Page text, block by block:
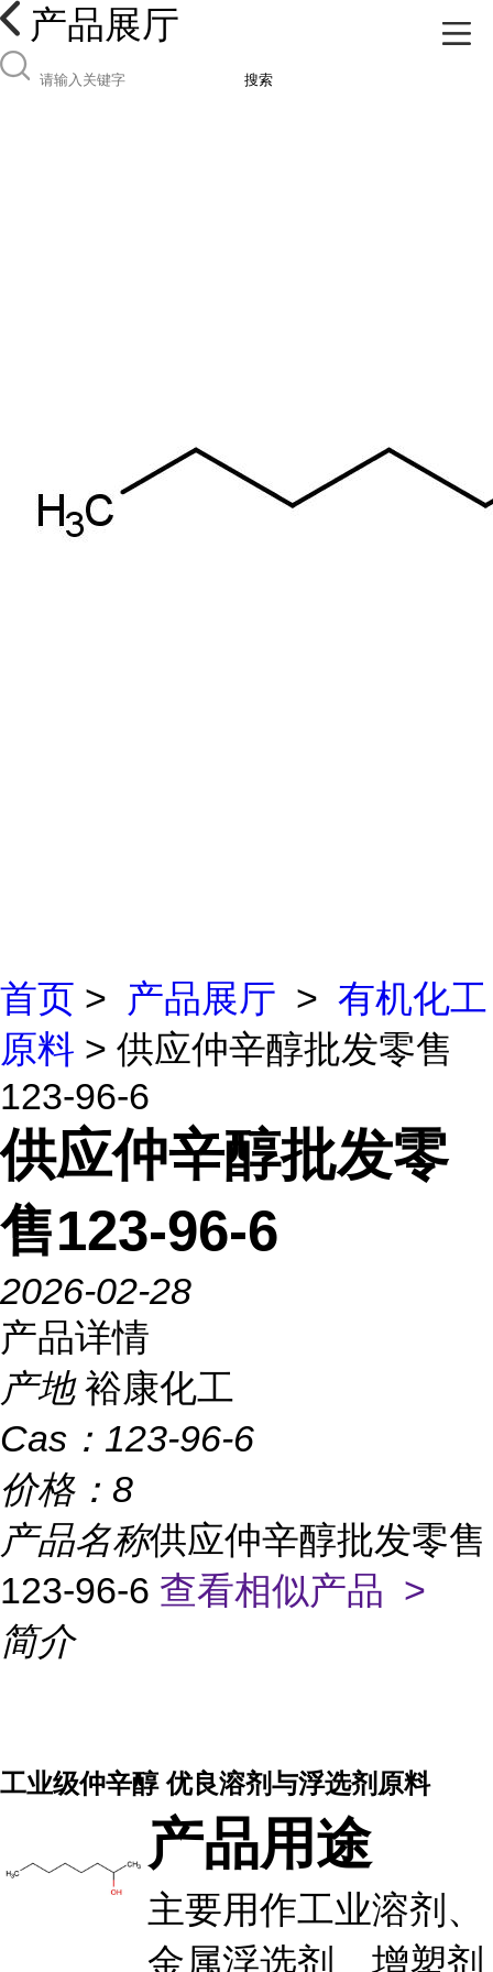
产品展厅
搜索
首页 > 产品展厅 > 有机化工
原料 > 供应仲辛醇批发零售
123-96-6
供应仲辛醇批发零
售123-96-6
2026-02-28
产品详情
产地 裕康化工
Cas： 123-96-6
价格： 8
产品名称供应仲辛醇批发零售
123-96-6 查看相似产品 >
简介
工业级仲辛醇 优良溶剂与浮选剂原料
产品用途
主要用作工业溶剂、
金属浮选剂、增塑剂